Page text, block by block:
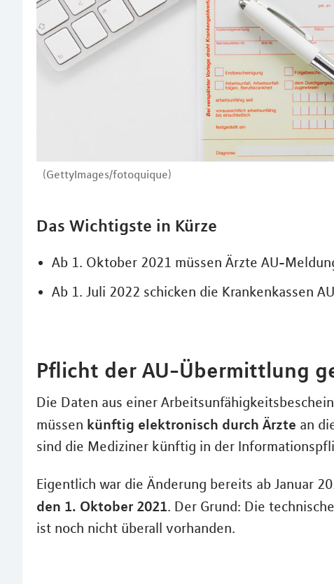
(GettyImages/fotoquique)
Das Wichtigste in Kürze
Ab 1. Oktober 2021 müssen Ärzte AU-
Ab 1. Juli 2022 schicken die Krankenkassen
Pflicht der AU-Übermittlung
Die Daten aus einer
müssen künftig elektronisch durch Ärzte an
sind die Mediziner künftig in der
Eigentlich war die Änderung bereits ab Januar
den 1. Oktober 2021. Der Grund: Die
ist noch nicht überall vorhanden.